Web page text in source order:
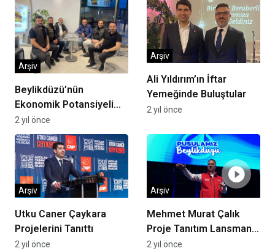
Sesidir”
Beylikdüzü’nün
Ekonomik Potansiyeli
Yükseliyor!
Arşiv
2 yıl önce
Ali Yıldırım’ın İftar
Yemeğinde Buluştular
Arşiv
2 yıl önce
Utku Caner Çaykara
Projelerini Tanıttı
Arşiv
2 yıl önce
Mehmet Murat Çalık
Proje Tanıtım Lansmanı
Gerçekleşti
Arşiv
2 yıl önce